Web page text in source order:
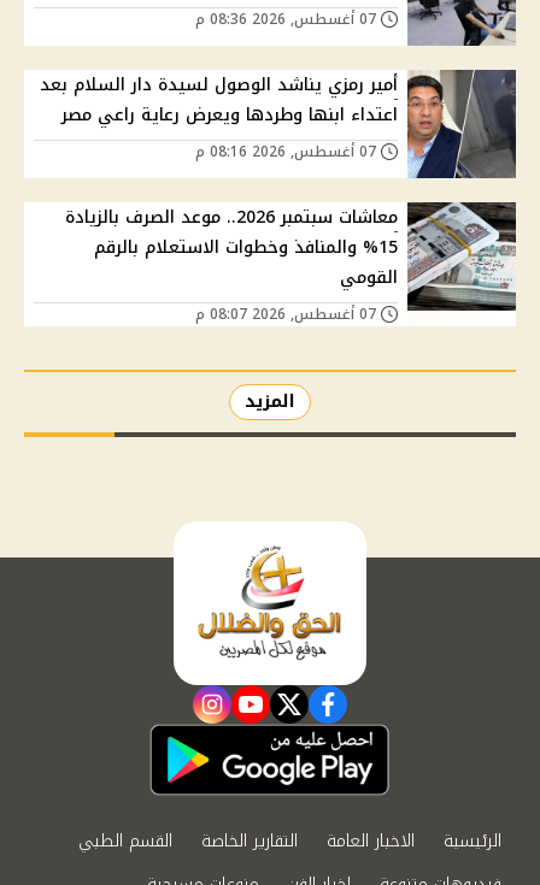
أمير رمزي يناشد الوصول لسيدة دار السلام بعد
اعتداء ابنها وطردها ويعرض رعاية راعي مصر
معاشات سبتمبر 2026.. موعد الصرف بالزيادة
15% والمنافذ وخطوات الاستعلام بالرقم
القومي
المزيد
facebook
twitter
youtube
instagram
الرئيسية الاخبار العامة التقارير الخاصة
القسم الطبي